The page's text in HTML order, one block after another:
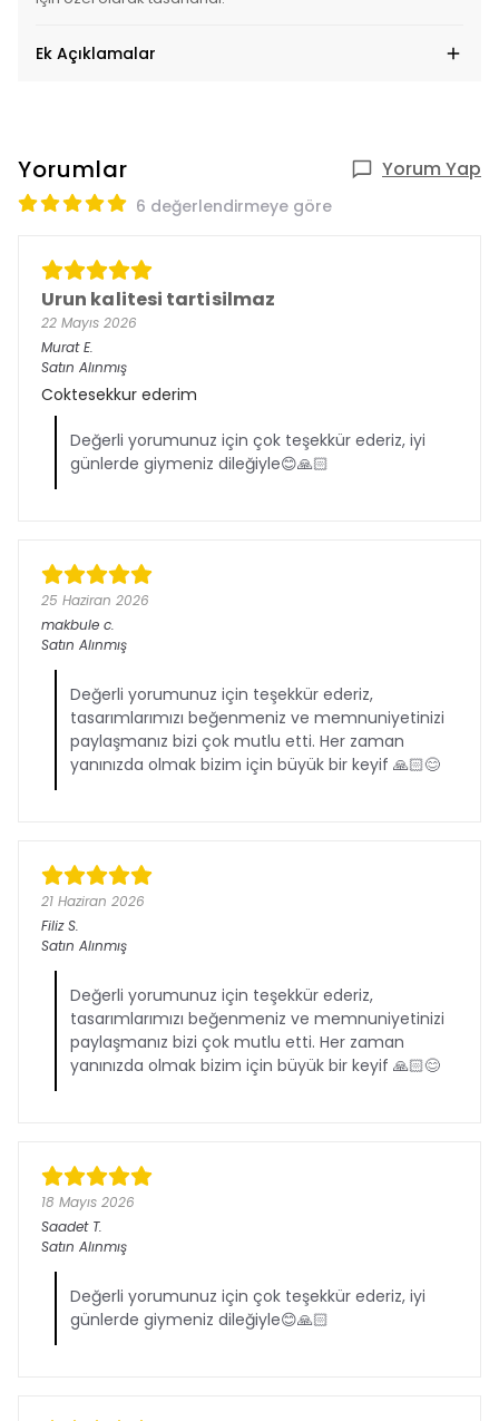
Ek Açıklamalar
Yorumlar Yorum Yap
6 değerlendirmeye göre
Urun kalitesi tartisilmaz
22 Mayıs 2026
Murat E.
Satın Alınmış
Coktesekkur ederim
Değerli yorumunuz için çok teşekkür ederiz, iyi
günlerde giymeniz dileğiyle😊🙏🏻
25 Haziran 2026
makbule c.
Satın Alınmış
Değerli yorumunuz için teşekkür ederiz,
tasarımlarımızı beğenmeniz ve memnuniyetinizi
paylaşmanız bizi çok mutlu etti. Her zaman
yanınızda olmak bizim için büyük bir keyif 🙏🏻😊
21 Haziran 2026
Filiz S.
Satın Alınmış
Değerli yorumunuz için teşekkür ederiz,
tasarımlarımızı beğenmeniz ve memnuniyetinizi
paylaşmanız bizi çok mutlu etti. Her zaman
yanınızda olmak bizim için büyük bir keyif 🙏🏻😊
18 Mayıs 2026
Saadet T.
Satın Alınmış
Değerli yorumunuz için çok teşekkür ederiz, iyi
günlerde giymeniz dileğiyle😊🙏🏻